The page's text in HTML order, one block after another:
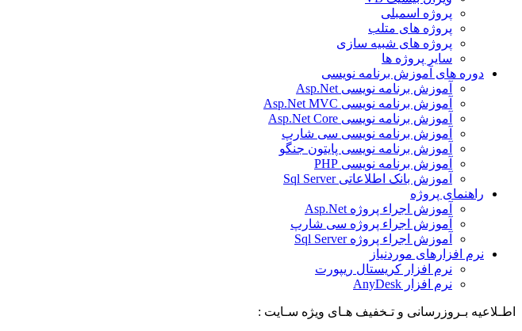
پروژه اسمبلی
پروژه های متلب
پروژه های شبیه سازی
سایر پروژه ها
دوره های آموزش برنامه نویسی
آموزش برنامه نویسی Asp.Net
آموزش برنامه نویسی Asp.Net MVC
آموزش برنامه نویسی Asp.Net Core
آموزش برنامه نویسی سی شارپ
آموزش برنامه نویسی پایتون جنگو
آموزش برنامه نویسی PHP
آموزش بانک اطلاعاتی Sql Server
راهنمای پروژه
آموزش اجراء پروژه Asp.Net
آموزش اجراء پروژه سی شارپ
آموزش اجراء پروژه Sql Server
نرم افزارهای موردنیاز
نرم افزار کریستال ریپورت
نرم افزار AnyDesk
اطـلاعیه بـروزرسانی و تـخفیف هـای ویژه سـایت :